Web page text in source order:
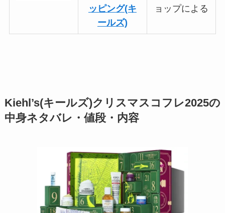
ッピング(キ
ールズ)
ョップによる
Kiehl’s(キールズ)クリスマスコフレ2025の
中身ネタバレ・値段・内容